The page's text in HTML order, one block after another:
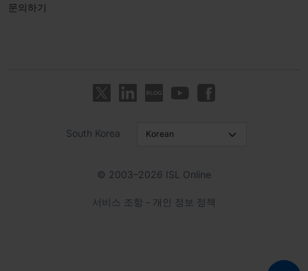
문의하기
South Korea
© 2003–2026 ISL Online
서비스 조항 - 개인 정보 정책